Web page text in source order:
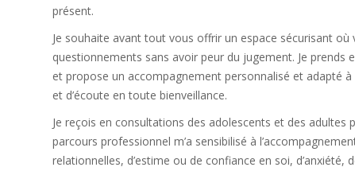
présent.
Je souhaite avant tout vous offrir un espace sécurisant
questionnements sans avoir peur du jugement. Je prends
et propose un accompagnement personnalisé et adapté
et d’écoute en toute bienveillance.
Je reçois en consultations des adolescents et des
parcours professionnel m’a sensibilisé à
relationnelles, d’estime ou de confiance en soi, d’anxiété,